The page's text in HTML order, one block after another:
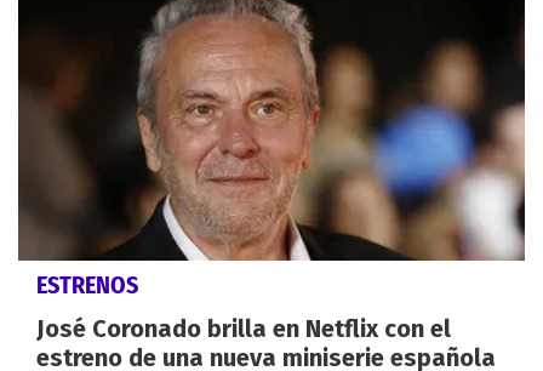
ESTRENOS
José Coronado brilla en Netflix con el
estreno de una nueva miniserie española